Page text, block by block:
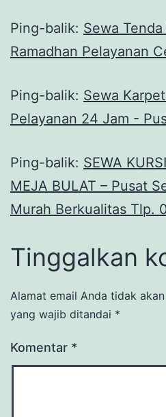
Ping-balik: Sewa
Ramadhan Pelayanan
Ping-balik: Sewa
Pelayanan 24 Jam -
Ping-balik: SEWA
MEJA BULAT – Pusat
Murah Berkualitas Tlp.
Tinggalkan
Alamat email Anda tidak
yang wajib ditandai *
Komentar *